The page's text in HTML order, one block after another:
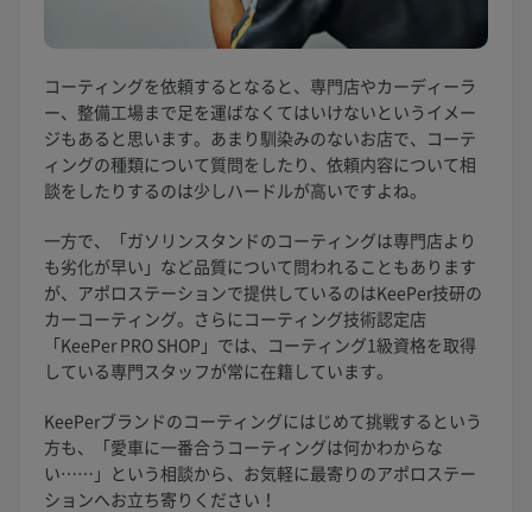
コーティングを依頼するとなると、専門店やカーディーラ
ー、整備工場まで足を運ばなくてはいけないというイメー
ジもあると思います。あまり馴染みのないお店で、コーテ
ィングの種類について質問をしたり、依頼内容について相
談をしたりするのは少しハードルが高いですよね。
一方で、「ガソリンスタンドのコーティングは専門店より
も劣化が早い」など品質について問われることもあります
が、アポロステーションで提供しているのはKeePer技研の
カーコーティング。さらにコーティング技術認定店
「KeePer PRO SHOP」では、コーティング1級資格を取得
している専門スタッフが常に在籍しています。
KeePerブランドのコーティングにはじめて挑戦するという
方も、「愛車に一番合うコーティングは何かわからな
い……」という相談から、お気軽に最寄りのアポロステー
ションへお立ち寄りください！